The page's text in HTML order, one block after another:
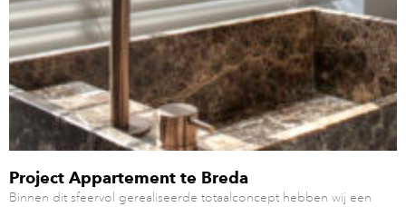
Project Appartement te Breda
Binnen dit sfeervol gerealiseerde totaalconcept hebben wij een